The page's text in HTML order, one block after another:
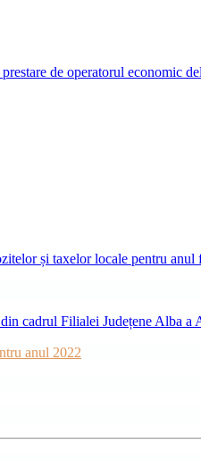
de operatorul economic
și taxelor locale pentru anul
cadrul Filialei Județene Alba a
anul 2022